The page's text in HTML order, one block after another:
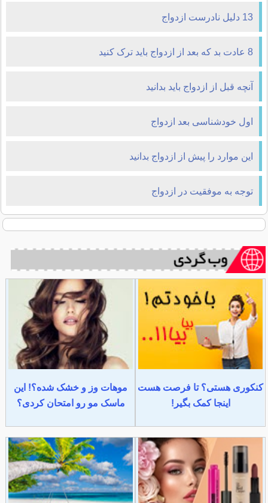
13 دلیل نادرست ازدواج
8 عادت بد که بعد از ازدواج باید ترک کنید
آنچه قبل از ازدواج باید بدانید
اول خودشناسی بعد ازدواج
این موارد را پیش از ازدواج بدانید
توجه به موفقیت در ازدواج
کنکوری هستی؟ تا فرصت هست
اینجا کمک بگیر!
موهات وز و خشک شده؟! این
ماسک مو رو امتحان کردی؟